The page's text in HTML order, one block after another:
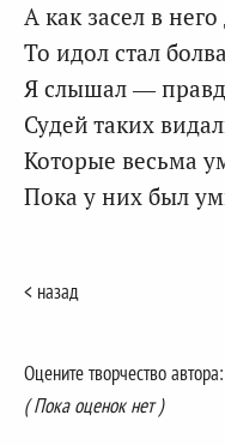
А как засел в него
То идол стал
Я слышал —
Судей таких
Которые весьма
Пока у них был
< назад
Оцените творчество автора:
( Пока оценок нет )